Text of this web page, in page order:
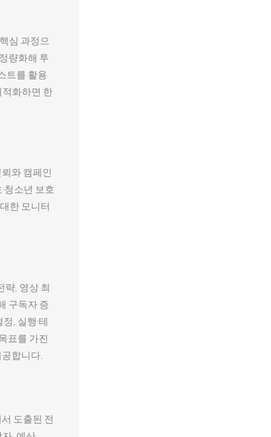
심 과정으
량화해 투
트를 활용
적화하면 한
와 캠페인
청소년 보호
한 모니터
략, 영상 최
구독자 증
, 실행·테
표를 가진
합니다.
도출된 전